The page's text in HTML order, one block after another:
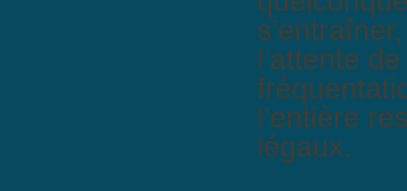
l’attente
l’entière
légaux.